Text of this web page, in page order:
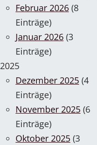
Februar 2026 (8
Einträge)
Januar 2026 (3
Einträge)
2025
Dezember 2025 (4
Einträge)
November 2025 (6
Einträge)
Oktober 2025 (3